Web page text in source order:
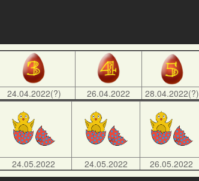
24.04.2022(?) 26.04.2022 28.04.2022(?)
24.05.2022 24.05.2022 26.05.2022